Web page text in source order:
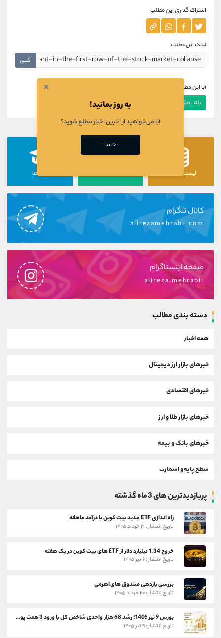
اشتراک گذاری این مطلب
لینک این مطلب
کپی
آیا این مطلب برای شما مفید بود؟
بله ، مفید بود خیر ، مفید نبود
لیست رمزارزها دوره ها
کانال تلگرام
alirezamehrabi_com
صفحه اینستاگرام
alireza.mehrabii
دسته بندی مطالب
همه اخبار
خبرهای بازار ارز دیجیتال
خبرهای اقتصادی
خبرهای بازار طلا و ارز
خبرهای بانک و بیمه
سطح پایه و اسمارت
پربازدیدترین های 3 ماه گذشته
راه اندازی ETF جدید بیت کوین با درآمد ماهانه
تاریخ انتشار : ۲۱ خرداد ۱۴۰۵
خروج 1.34 میلیارد دلار از ETF های بیت کوین در یک هفته
تاریخ انتشار : ۶ تیر ۱۴۰۵
بررسی بازدهی صندوق های اهرمی
تاریخ انتشار : ۲۰ خرداد ۱۴۰۵
بورس 9 تیر 1405؛ رشد 68 هزار واحدی شاخص کل با ورود 3 همت پول حقیقی
تاریخ انتشار : ۹ تیر ۱۴۰۵
×
به روز بمانید!
آیا می‌خواهید از آخرین اخبار مطلع شوید؟
حتما